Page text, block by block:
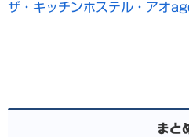
ザ・キッチンホステル・アオ
まと